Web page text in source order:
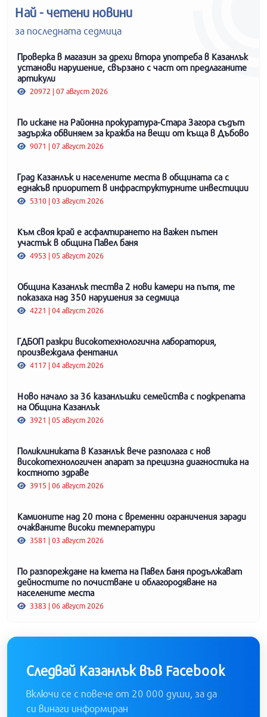
Най - четени новини
за последната седмица
Проверка в магазин за дрехи втора употреба в Казанлък
установи нарушение, свързано с част от предлаганите
артикули
20972 | 07 август 2026
По искане на Районна прокуратура-Стара Загора съдът
задържа обвиняем за кражба на вещи от къща в Дъбово
9071 | 07 август 2026
Град Казанлък и населените места в общината са с
еднакъв приоритет в инфраструктурните инвестиции
5310 | 03 август 2026
Към своя край е асфалтирането на важен пътен
участък в община Павел баня
4953 | 05 август 2026
Община Казанлък тества 2 нови камери на пътя, те
показаха над 350 нарушения за седмица
4221 | 04 август 2026
ГДБОП разкри високотехнологична лаборатория,
произвеждала фентанил
4117 | 04 август 2026
Ново начало за 36 казанлъшки семейства с подкрепата
на Община Казанлък
3921 | 05 август 2026
Поликлиниката в Казанлък вече разполага с нов
високотехнологичен апарат за прецизна диагностика на
костното здраве
3915 | 06 август 2026
Камионите над 20 тона с временни ограничения заради
очакваните високи температури
3581 | 03 август 2026
По разпореждане на кмета на Павел баня продължават
дейностите по почистване и облагородяване на
населените места
3383 | 06 август 2026
Следвай Казанлък във Facebook
Включи се с повече от 20 000 души, за да
си винаги информиран